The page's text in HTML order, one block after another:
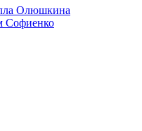
Олюшкина
Софиенко